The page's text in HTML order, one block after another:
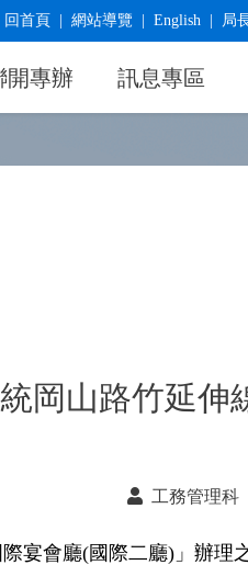
回首頁 網站導覽 English 局
開專辦 訊息專區
岡山路竹延伸
工務管理科
宴會廳(國際二廳)」辦理